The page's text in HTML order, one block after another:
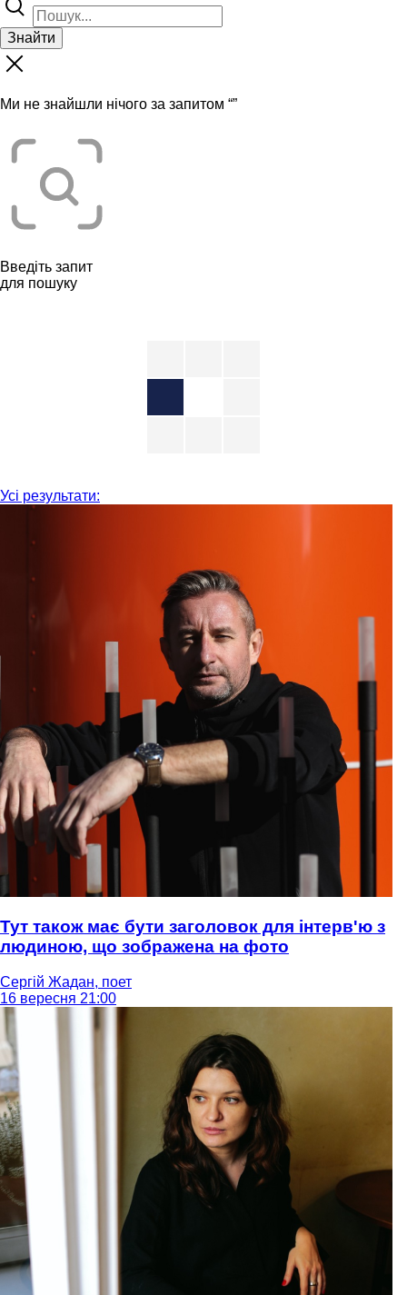
Знайти
Ми не знайшли нічого за запитом “”
Введіть запит
для пошуку
Усі результати:
Тут також має бути заголовок для інтерв'ю з
людиною, що зображена на фото
Сергій Жадан, поет
16 вересня 21:00